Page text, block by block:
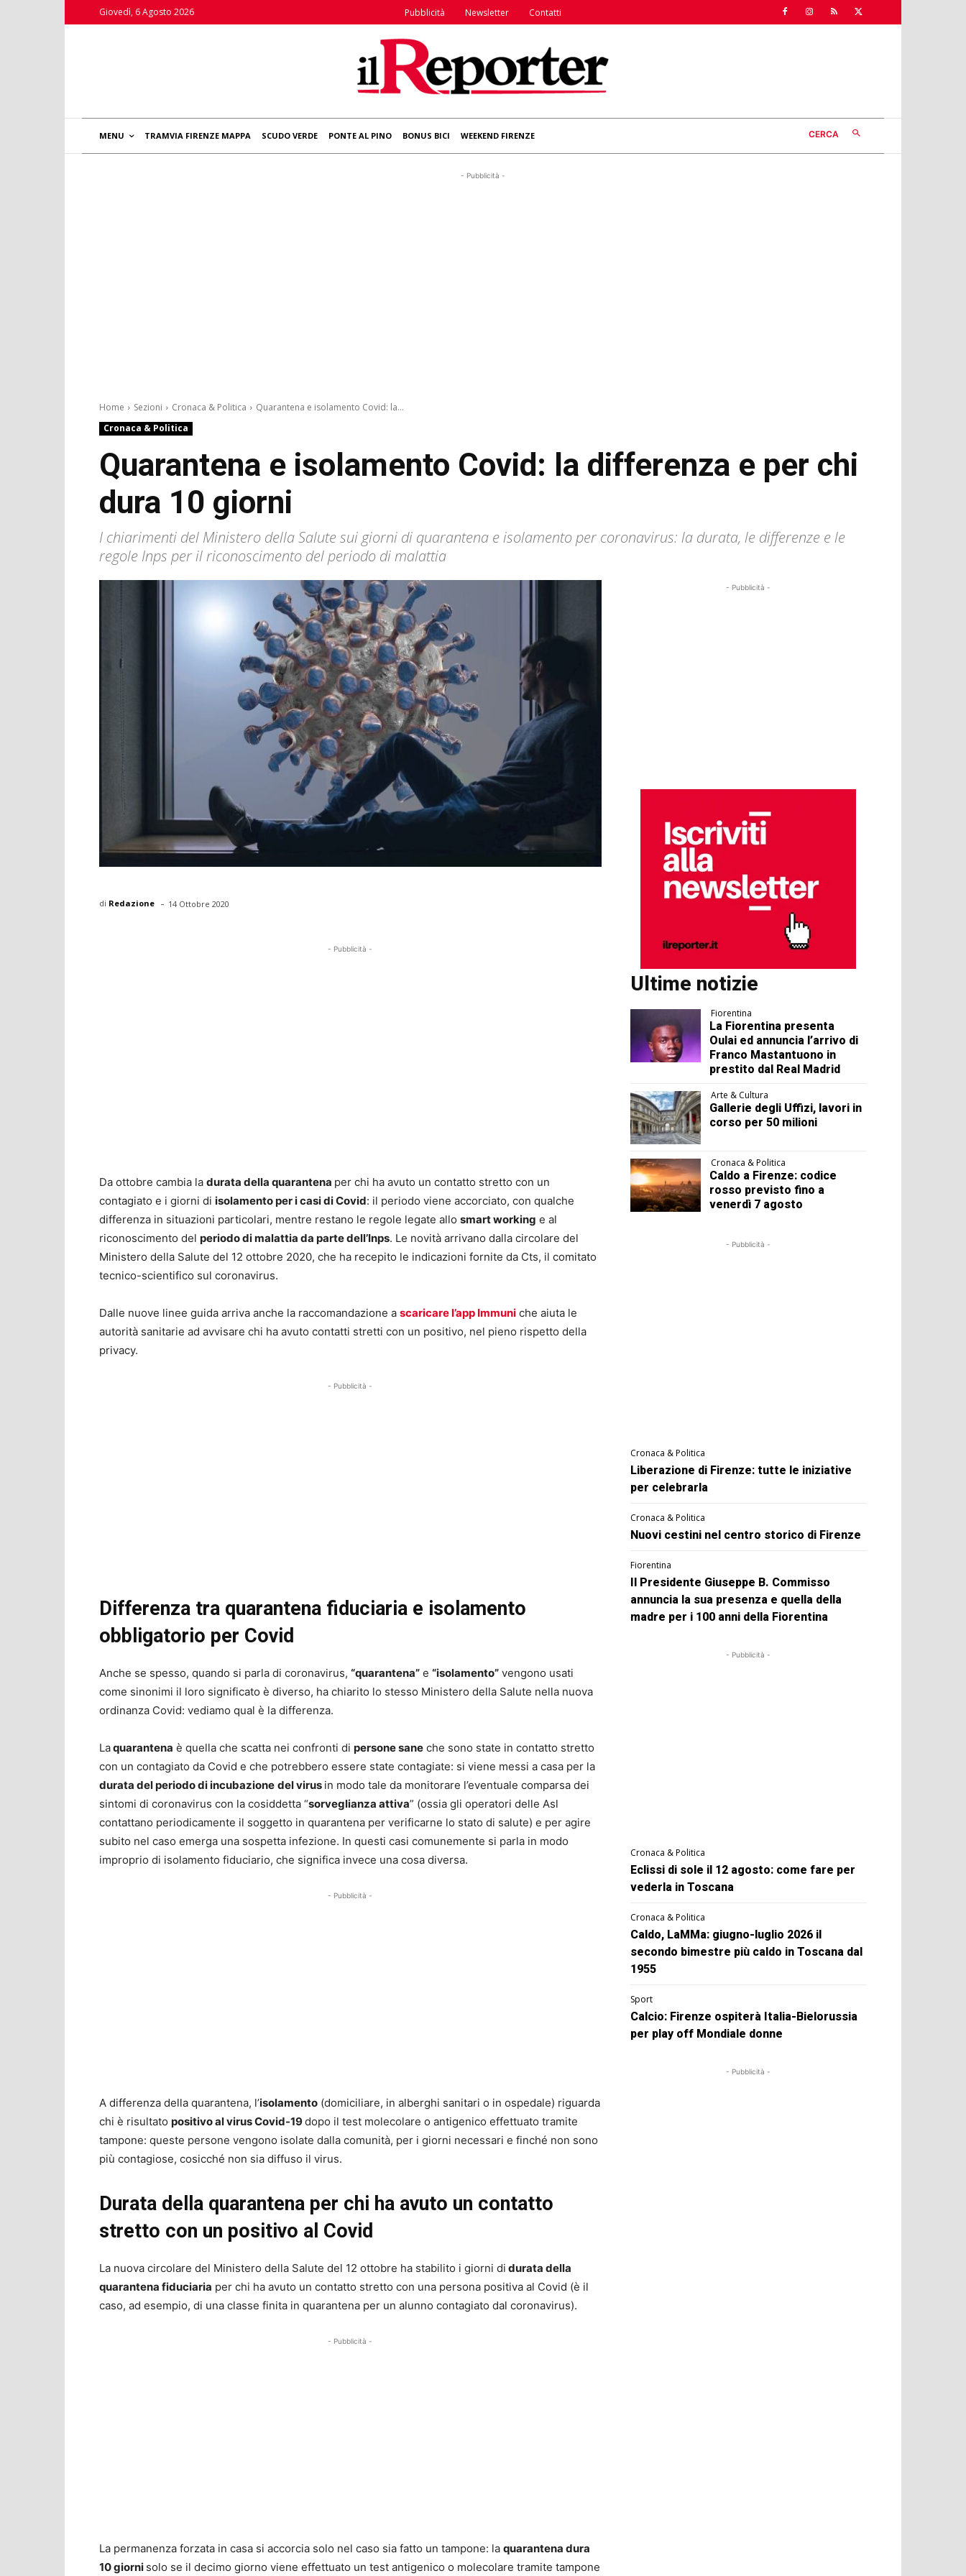
Giovedì, 6 Agosto 2026 Pubblicità Newsletter Contatti
MENU TRAMVIA FIRENZE MAPPA SCUDO VERDE PONTE AL PINO BONUS BICI WEEKEND FIRENZE CERCA
- Pubblicità -
Home Sezioni Cronaca & Politica
Quarantena e isolamento Covid: la...
Cronaca & Politica
Quarantena e isolamento Covid: la differenza e per chi
dura 10 giorni
I chiarimenti del Ministero della Salute sui giorni di quarantena e isolamento per coronavirus: la durata, le differenze e le
regole Inps per il riconoscimento del periodo di malattia
di Redazione - 14 Ottobre 2020
- Pubblicità -
Da ottobre cambia la durata della quarantena per chi ha avuto un contatto stretto con un
contagiato e i giorni di isolamento per i casi di Covid: il periodo viene accorciato, con qualche
differenza in situazioni particolari, mentre restano le regole legate allo smart working e al
riconoscimento del periodo di malattia da parte dell’Inps. Le novità arrivano dalla circolare del
Ministero della Salute del 12 ottobre 2020, che ha recepito le indicazioni fornite da Cts, il comitato
tecnico-scientifico sul coronavirus.
Dalle nuove linee guida arriva anche la raccomandazione a scaricare l’app Immuni che aiuta le
autorità sanitarie ad avvisare chi ha avuto contatti stretti con un positivo, nel pieno rispetto della
privacy.
- Pubblicità -
Differenza tra quarantena fiduciaria e isolamento
obbligatorio per Covid
Anche se spesso, quando si parla di coronavirus, “quarantena” e “isolamento” vengono usati
come sinonimi il loro significato è diverso, ha chiarito lo stesso Ministero della Salute nella nuova
ordinanza Covid: vediamo qual è la differenza.
Laquarantena è quella che scatta nei confronti di persone sane che sono state in contatto stretto
con un contagiato da Covid e che potrebbero essere state contagiate: si viene messi a casa per la
durata del periodo di incubazione del virus in modo tale da monitorare l’eventuale comparsa dei
sintomi di coronavirus con la cosiddetta “sorveglianza attiva” (ossia gli operatori delle Asl
contattano periodicamente il soggetto in quarantena per verificarne lo stato di salute) e per agire
subito nel caso emerga una sospetta infezione. In questi casi comunemente si parla in modo
improprio di isolamento fiduciario, che significa invece una cosa diversa.
- Pubblicità -
A differenza della quarantena, l’isolamento (domiciliare, in alberghi sanitari o in ospedale) riguarda
chi è risultato positivo al virus Covid-19dopo il test molecolare o antigenico effettuato tramite
tampone: queste persone vengono isolate dalla comunità, per i giorni necessari e finché non sono
più contagiose, cosicché non sia diffuso il virus.
Durata della quarantena per chi ha avuto un contatto
stretto con un positivo al Covid
La nuova circolare del Ministero della Salute del 12 ottobre ha stabilito i giorni di durata della
quarantena fiduciaria per chi ha avuto un contatto stretto con una persona positiva al Covid (è il
caso, ad esempio, di una classe finita in quarantena per un alunno contagiato dal coronavirus).
- Pubblicità -
La permanenza forzata in casa si accorcia solo nel caso sia fatto un tampone: la quarantena dura
10 giorni solo se il decimo giorno viene effettuato un test antigenico o molecolare tramite tampone
- Pubblicità -
Ultime notizie
Fiorentina
La Fiorentina presenta
Oulai ed annuncia l’arrivo di
Franco Mastantuono in
prestito dal Real Madrid
Arte & Cultura
Gallerie degli Uffizi, lavori in
corso per 50 milioni
Cronaca & Politica
Caldo a Firenze: codice
rosso previsto fino a
venerdì 7 agosto
- Pubblicità -
Cronaca & Politica
Liberazione di Firenze: tutte le iniziative
per celebrarla
Cronaca & Politica
Nuovi cestini nel centro storico di Firenze
Fiorentina
Il Presidente Giuseppe B. Commisso
annuncia la sua presenza e quella della
madre per i 100 anni della Fiorentina
- Pubblicità -
Cronaca & Politica
Eclissi di sole il 12 agosto: come fare per
vederla in Toscana
Cronaca & Politica
Caldo, LaMMa: giugno-luglio 2026 il
secondo bimestre più caldo in Toscana dal
1955
Sport
Calcio: Firenze ospiterà Italia-Bielorussia
per play off Mondiale donne
- Pubblicità -